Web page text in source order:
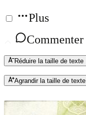
Plus
Commenter
Réduire la taille de texte
Agrandir la taille de texte